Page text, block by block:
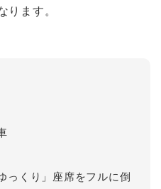
ります。
っくり」座席をフルに倒